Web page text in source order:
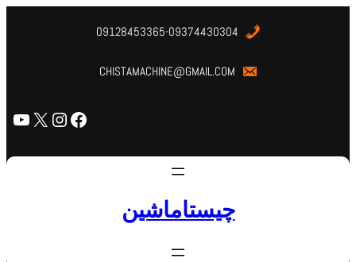
09128453365-09374430304
CHISTAMACHINE@GMAIL.COM
چیستاماشین